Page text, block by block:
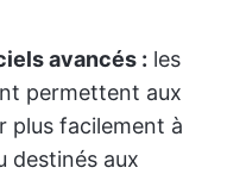
avancés : les
permettent aux
plus facilement à
destinés aux